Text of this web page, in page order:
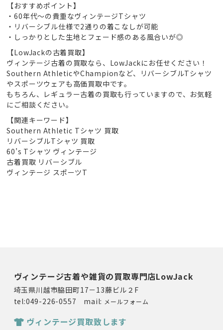
【おすすめポイント】
・60年代〜の貴重なヴィンテージTシャツ
・リバーシブル仕様で2通りの着こなしが可能
・しっかりとした生地とフェード感のある風合いが◎
【LowJackの古着買取】
ヴィンテージ古着の買取なら、LowJackにお任せください！
Southern AthleticやChampionなど、リバーシブルTシャツ
やスポーツウェアも高価買取中です。
もちろん、レギュラー古着の買取も行っていますので、お気軽
にご相談ください。
【関連キーワード】
Southern Athletic Tシャツ 買取
リバーシブルTシャツ 買取
60’s Tシャツ ヴィンテージ
古着買取 リバーシブル
ヴィンテージ スポーツT
ヴィンテージ古着や雑貨の買取専門店LowJack
埼玉県川越市脇田町17－13藤ビル２F
tel:049-226-0557 mail: メールフォーム
ヴィンテージ買取致します